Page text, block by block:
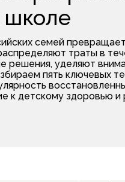
школе
семей
траты в
решения, уделяют
пять ключевых
к детскому здоровью и